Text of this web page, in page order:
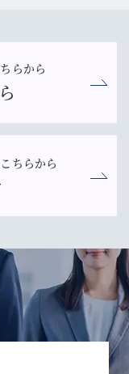
らから
ちらから